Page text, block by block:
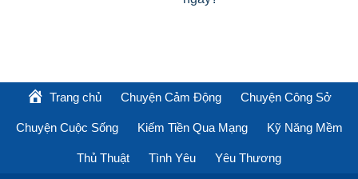
Trang chủ Chuyện Cảm Động Chuyện Công Sở
Chuyện Cuộc Sống Kiếm Tiền Qua Mạng Kỹ Năng Mềm
Thủ Thuật Tình Yêu Yêu Thương